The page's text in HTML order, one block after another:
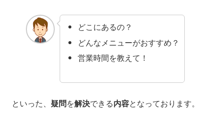
どこにあるの？
どんなメニューがおすすめ？
営業時間を教えて！
といった、 疑問を解決できる内容となっております。